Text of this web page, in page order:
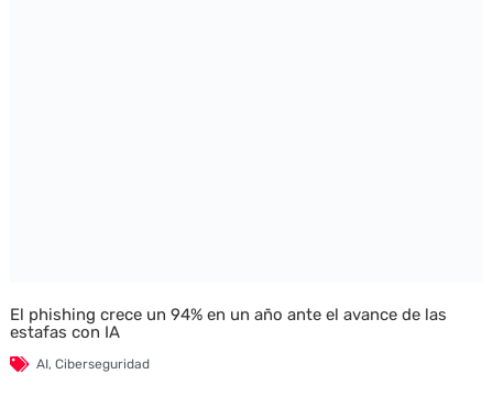
El phishing crece un 94% en un año ante el avance de las
estafas con IA
AI, Ciberseguridad